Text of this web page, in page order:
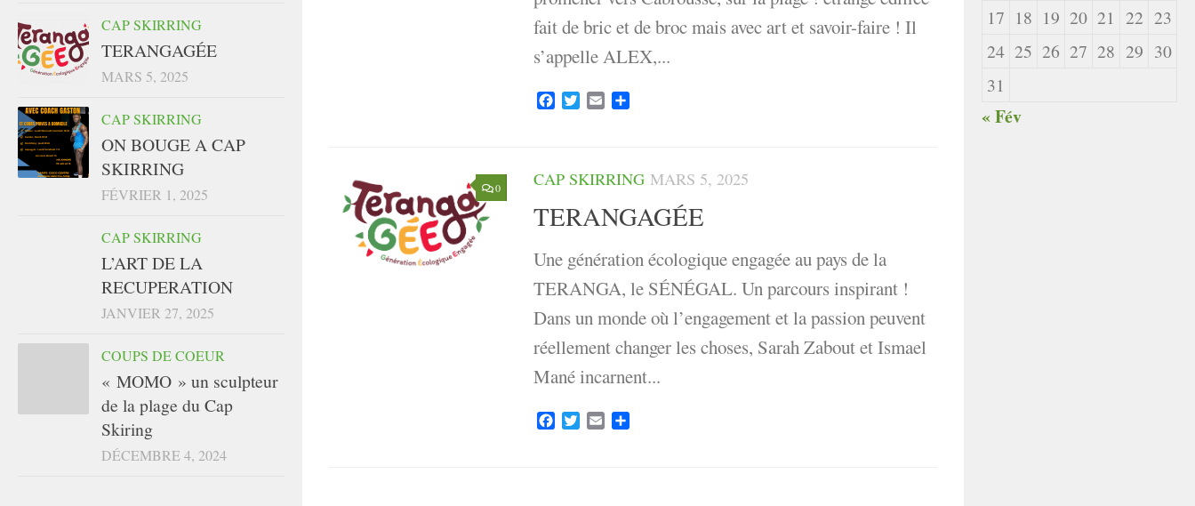
fait de bric et de broc mais avec art et savoir-faire ! Il
s’appelle ALEX,...
FacebookTwitterEmail
0 CAP SKIRRING MARS 5, 2025
TERANGAGÉE
Une génération écologique engagée au pays de la
TERANGA, le SÉNÉGAL. Un parcours inspirant !
Dans un monde où l’engagement et la passion peuvent
réellement changer les choses, Sarah Zabout et Ismael
Mané incarnent...
FacebookTwitterEmail
CAP SKIRRING
TERANGAGÉE
MARS 5, 2025
CAP SKIRRING
ON BOUGE A CAP
SKIRRING
FÉVRIER 1, 2025
CAP SKIRRING
L’ART DE LA
RECUPERATION
JANVIER 27, 2025
COUPS DE COEUR
« MOMO » un sculpteur
de la plage du Cap
Skiring
DÉCEMBRE 4, 2024
17 18 19 20 21 22 23
24 25 26 27 28 29 30
31
« Fév